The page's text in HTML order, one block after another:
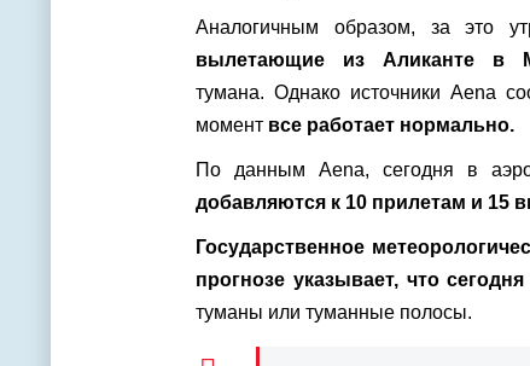
Аналогичным образом, за это
вылетающие из Аликанте в
тумана. Однако источники Aena
момент все работает нормально.
По данным Aena, сегодня в
добавляются к 10 прилетам и 15
Государственное
прогнозе указывает, что
туманы или туманные полосы.